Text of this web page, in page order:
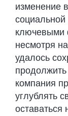
изменение
социальной
ключевыми
несмотря
удалось
компания
углублять
оставаться